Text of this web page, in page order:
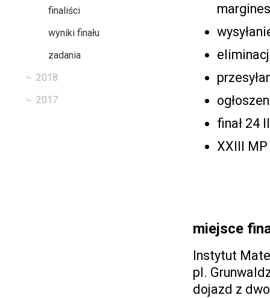
finaliści
wyniki finału
zadania
2018
2017
finał 24
XXIII
miejsce
Instytut
pl.
dojazd z